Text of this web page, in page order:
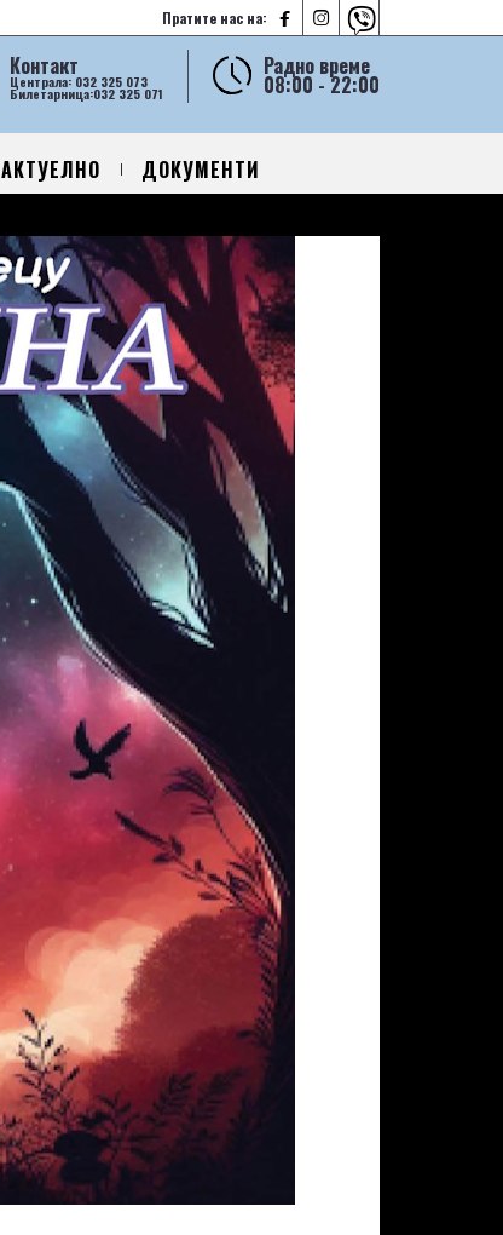
Пратите нас на:   
Радно време
08:00 - 22:00
Контакт
Централа: 032 325 073
Билетарница:032 325 071
АКТУЕЛНО ДОКУМЕНТИ